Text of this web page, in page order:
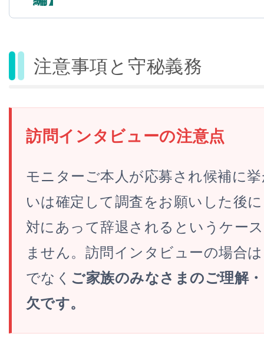
注意事項と守秘義務
訪問インタビューの注意点
モニターご本人が応募され候補に
いは確定して調査をお願いした後
対にあって辞退されるというケー
ません。訪問インタビューの場合
でなく ご家族のみなさまのご理解
欠です。